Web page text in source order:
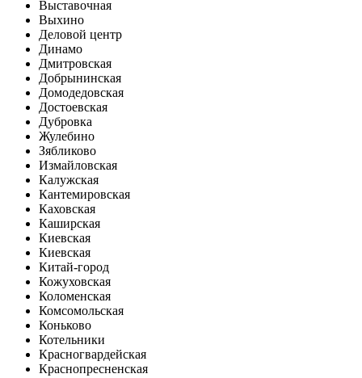
Выставочная
Выхино
Деловой центр
Динамо
Дмитровская
Добрынинская
Домодедовская
Достоевская
Дубровка
Жулебино
Зябликово
Измайловская
Калужская
Кантемировская
Каховская
Каширская
Киевская
Киевская
Китай-город
Кожуховская
Коломенская
Комсомольская
Коньково
Котельники
Красногвардейская
Краснопресненская